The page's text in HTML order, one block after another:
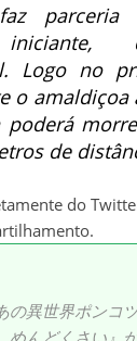
parceria
iniciante,
Logo no
o amaldiçoa
poderá
de
do
の異世界ポンコ
めんどくさい』